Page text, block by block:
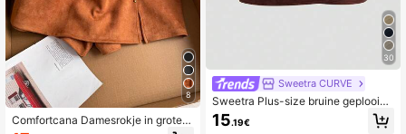
8
Comfortcana Damesrokje in grote
30
Sweetra CURVE
Sweetra Plus-size bruine geplooide
asymmetrische korte rok met rits aa
n de achterkant, minimalistische stij
15.19€